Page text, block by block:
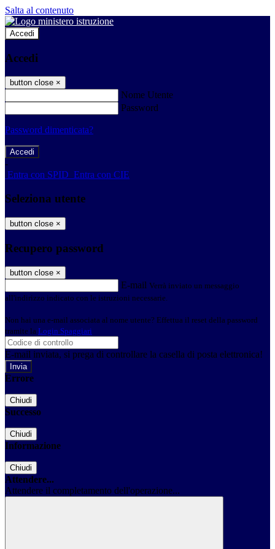
Salta al contenuto
Accedi
Accedi
button close ×
Nome Utente
Password
Password dimenticata?
-
Entra con SPID Entra con CIE
Seleziona utente
button close ×
Recupero password
button close ×
E-mail Verrà inviato un messaggio
all'indirizzo indicato con le istruzioni necessarie.
Non hai una e-mail associata al nome utente? Effettua il reset della password
tramite la Login Spaggiari
E-mail inviata, si prega di controllare la casella di posta elettronica!
Errore
Chiudi
Successo
Chiudi
Informazione
Chiudi
Attendere...
Attendere il completamento dell'operazione...